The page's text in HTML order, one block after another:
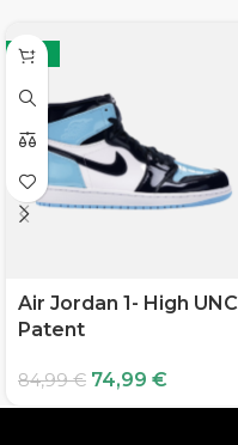
-12%
Air Jordan 1- High UNC
Patent
84,99€ 74,99 €